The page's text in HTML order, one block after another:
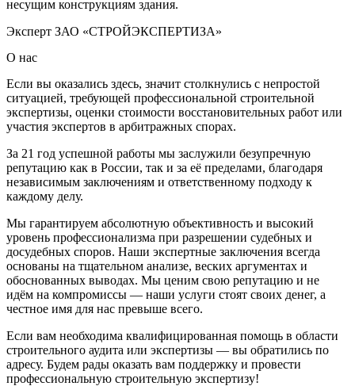
несущим конструкциям здания.
Эксперт ЗАО «СТРОЙЭКСПЕРТИЗА»
О нас
Если вы оказались здесь, значит столкнулись с непростой
ситуацией, требующей профессиональной строительной
экспертизы, оценки стоимости восстановительных работ или
участия экспертов в арбитражных спорах.
За 21 год успешной работы мы заслужили безупречную
репутацию как в России, так и за её пределами, благодаря
независимым заключениям и ответственному подходу к
каждому делу.
Мы гарантируем абсолютную объективность и высокий
уровень профессионализма при разрешении судебных и
досудебных споров. Наши экспертные заключения всегда
основаны на тщательном анализе, веских аргументах и
обоснованных выводах. Мы ценим свою репутацию и не
идём на компромиссы — наши услуги стоят своих денег, а
честное имя для нас превыше всего.
Если вам необходима квалифицированная помощь в области
строительного аудита или экспертизы — вы обратились по
адресу. Будем рады оказать вам поддержку и провести
профессиональную строительную экспертизу!